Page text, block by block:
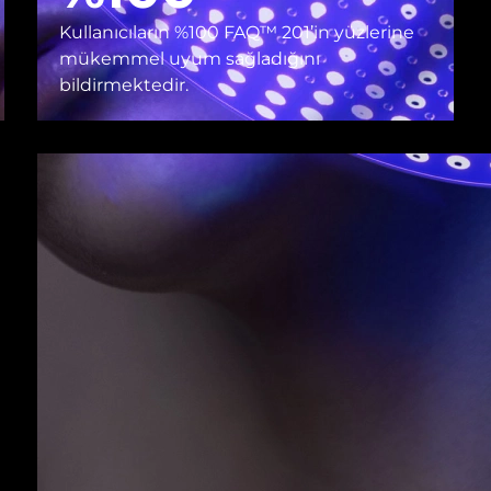
Kullanıcıların %100 FAQ™ 201’in yüzlerine
mükemmel uyum sağladığını
bildirmektedir.